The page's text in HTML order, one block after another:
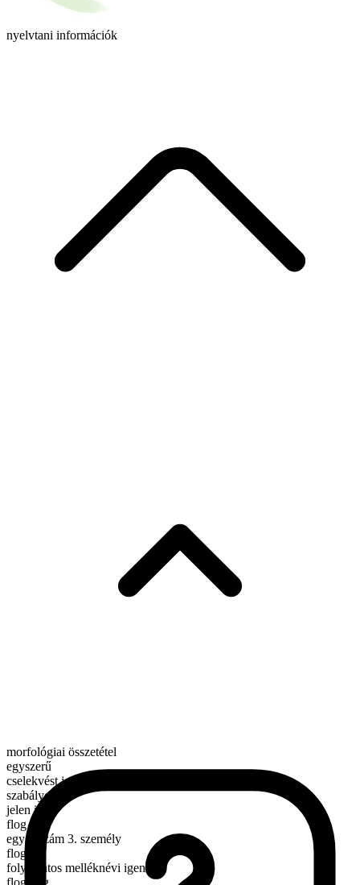
nyelvtani információk
morfológiai összetétel
egyszerű
cselekvést jelentő ige
szabályos
jelen idő
flog
egyes szám 3. személy
flogs
folyamatos melléknévi igenév
flogging